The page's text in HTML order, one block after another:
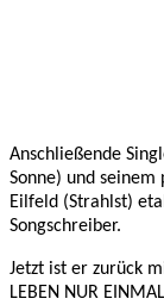
Anschließende
Sonne) und
Eilfeld (Strahlst)
Songschreiber.
Jetzt ist er zurück
LEBEN NUR